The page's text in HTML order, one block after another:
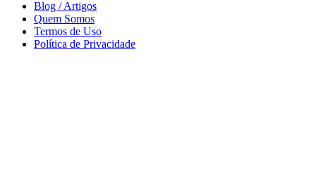
Blog / Artigos
Quem Somos
Termos de Uso
Política de Privacidade